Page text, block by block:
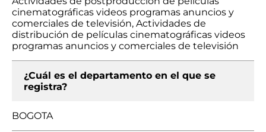
cinematográficas videos programas anuncios y
comerciales de televisión, Actividades de
distribución de películas cinematográficas videos
programas anuncios y comerciales de televisión
¿Cuál es el departamento en el que se
registra?
BOGOTA